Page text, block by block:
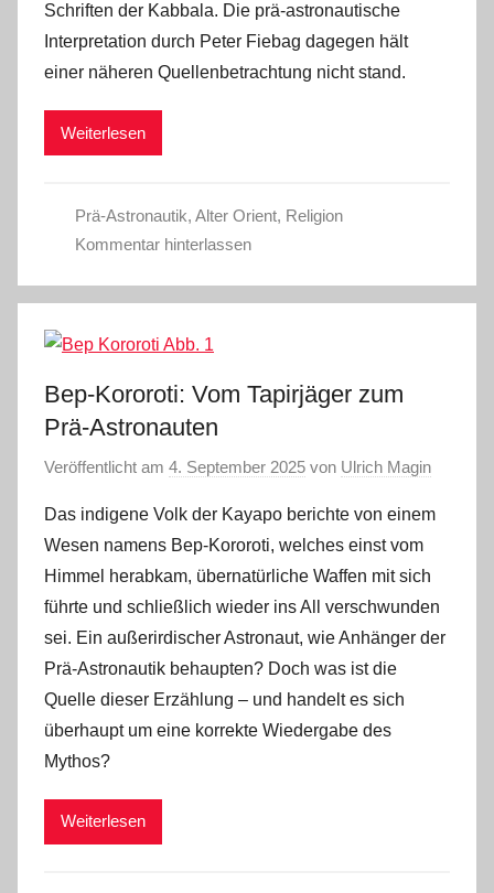
Schriften der Kabbala. Die prä-astronautische
Interpretation durch Peter Fiebag dagegen hält
einer näheren Quellenbetrachtung nicht stand.
Weiterlesen
Prä-Astronautik, Alter Orient, Religion
Kommentar hinterlassen
Bep-Kororoti: Vom Tapirjäger zum
Prä-Astronauten
Veröffentlicht am 4. September 2025 von Ulrich Magin
Das indigene Volk der Kayapo berichte von einem
Wesen namens Bep-Kororoti, welches einst vom
Himmel herabkam, übernatürliche Waffen mit sich
führte und schließlich wieder ins All verschwunden
sei. Ein außerirdischer Astronaut, wie Anhänger der
Prä-Astronautik behaupten? Doch was ist die
Quelle dieser Erzählung – und handelt es sich
überhaupt um eine korrekte Wiedergabe des
Mythos?
Weiterlesen